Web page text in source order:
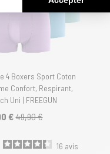
4 Boxers Sport Coton
Confort, Respirant,
Uni | FREEGUN
€ 49,90 €
16 avis